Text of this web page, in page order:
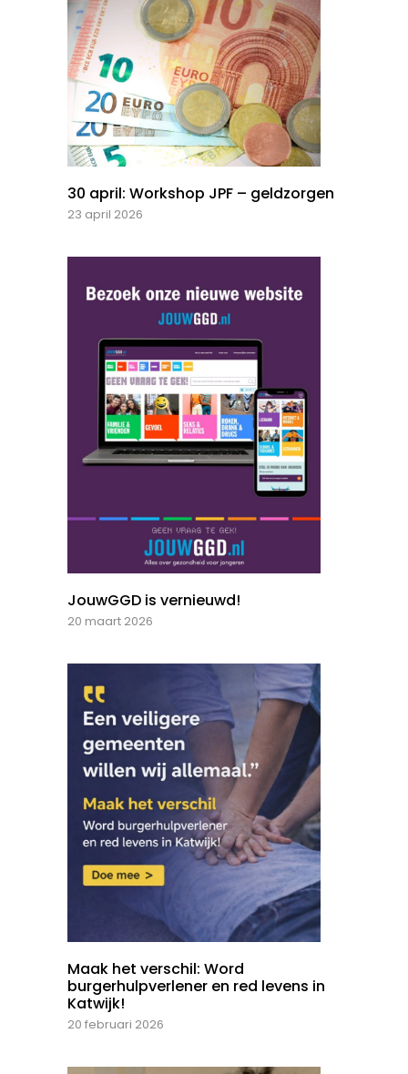
30 april: Workshop JPF – geldzorgen
23 april 2026
JouwGGD is vernieuwd!
20 maart 2026
Maak het verschil: Word
burgerhulpverlener en red levens in
Katwijk!
20 februari 2026